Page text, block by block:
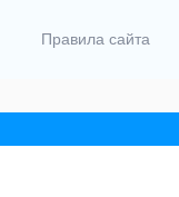
Правила сайта